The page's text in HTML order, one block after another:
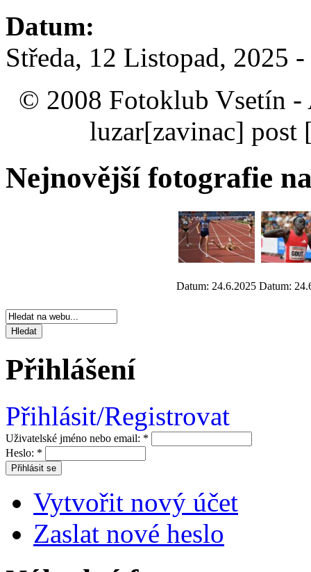
Datum:
Středa, 12 Listopad, 2025
© 2008 Fotoklub Vsetín -
luzar[zavinac] post
Nejnovější fotografie
Datum: 24.6.2025 Datum:
Přihlášení
Přihlásit/Registrovat
Uživatelské jméno nebo email: *
Heslo: *
Vytvořit nový účet
Zaslat nové heslo